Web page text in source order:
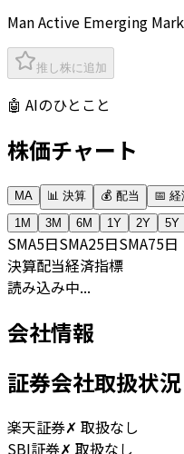
Man Active Emerging
推し株に追加
🤖 AIのひとこと
株価チャート
MA 📊 決算 💰 配当
📅
1M
3M 6M 1Y 2Y 5Y
SMA5日SMA25日SMA75日
決算配当経済指標
読み込み中...
会社情報
証券会社取扱状況
楽天証券✗ 取扱なし
SBI証券✗ 取扱なし